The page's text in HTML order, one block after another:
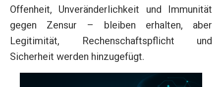
Offenheit, Unveränderlichkeit und Immunität
gegen Zensur – bleiben erhalten, aber
Legitimität, Rechenschaftspflicht und
Sicherheit werden hinzugefügt.